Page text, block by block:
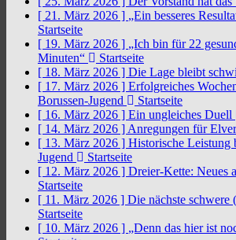
[ 21. März 2026 ] „Ein besseres
Startseite
[ 19. März 2026 ] „Ich bin für 22
Minuten“
Startseite
[ 18. März 2026 ] Die Lage bleibt
[ 17. März 2026 ] Erfolgreiches
Borussen-Jugend
Startseite
[ 16. März 2026 ] Ein ungleiches Duell
[ 14. März 2026 ] Anregungen für
[ 13. März 2026 ] Historische Leistung
Jugend
Startseite
[ 12. März 2026 ] Dreier-Kette: Neues
Startseite
[ 11. März 2026 ] Die nächste
Startseite
[ 10. März 2026 ] „Denn das hier ist